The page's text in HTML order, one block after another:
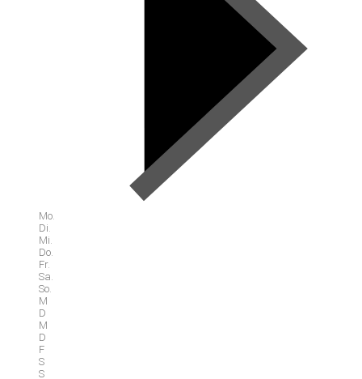
Mo.
Di.
Mi.
Do.
Fr.
Sa.
So.
M
D
M
D
F
S
S